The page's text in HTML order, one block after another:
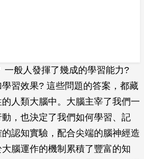
一般人發揮了幾成的學習能力?
習效果? 這些問題的答案，都藏
人類大腦中。大腦主宰了我們一
，也決定了我們如何學習、記
認知實驗，配合尖端的腦神經造
腦運作的機制累積了豐富的知